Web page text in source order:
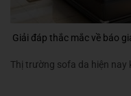
Giải đáp thắc mắc về báo
Thị trường sofa da hiện nay